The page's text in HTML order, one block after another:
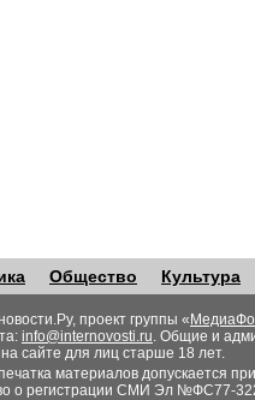
Общество Культура
проект группы «
info@internovosti.ru. Общие и
сайте для лиц старше 18 лет.
материалов допускается
о регистрации СМИ Эл №ФС77-